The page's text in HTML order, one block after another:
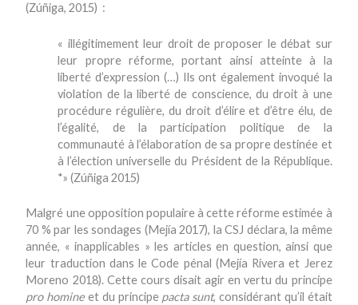
(Zúñiga, 2015) :
« illégitimement leur droit de proposer le débat sur
leur propre réforme, portant ainsi atteinte à la
liberté d’expression (…) Ils ont également invoqué la
violation de la liberté de conscience, du droit à une
procédure régulière, du droit d’élire et d’être élu, de
l’égalité, de la participation politique de la
communauté à l’élaboration de sa propre destinée et
à l’élection universelle du Président de la République.
*» (Zúñiga 2015)
Malgré une opposition populaire à cette réforme estimée à
70 % par les sondages (Mejía 2017), la CSJ déclara, la même
année, « inapplicables » les articles en question, ainsi que
leur traduction dans le Code pénal (Mejía Rivera et Jerez
Moreno 2018). Cette cours disait agir en vertu du principe
pro homineet du principe pacta sunt, considérant qu’il était